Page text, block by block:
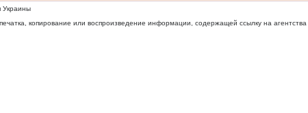
Украины
копирование или воспроизведение информации, содержащей ссылку на